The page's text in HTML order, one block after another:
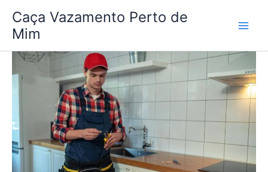
para
conteúdo
Caça Vazamento Perto de
Mim